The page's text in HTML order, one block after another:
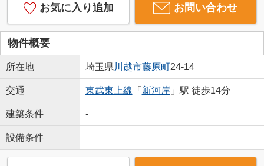
お気に入り追加 お問い合わせ
物件概要
所在地 埼玉県 川越市藤原町24-14
交通 東武東上線 「 新河岸 」駅 徒歩14分
建築条件 -
設備条件